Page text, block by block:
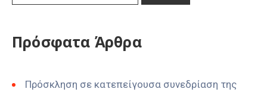
Πρόσφατα Άρθρα
Πρόσκληση σε κατεπείγουσα συνεδρίαση της